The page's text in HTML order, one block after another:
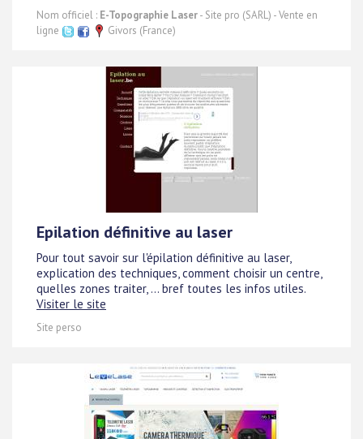
Nom officiel : E-Topographie Laser- Site pro (SARL) - Vente en
ligne
Givors (France)
Epilation définitive au laser
Pour tout savoir sur l'épilation définitive au laser,
explication des techniques, comment choisir un centre,
quelles zones traiter, ... bref toutes les infos utiles.
Visiter le site
Site perso